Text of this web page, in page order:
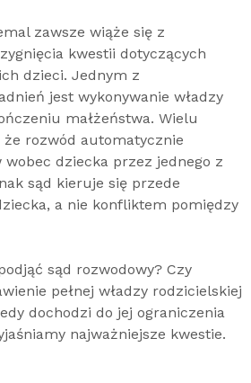
zawsze wiąże się z
kwestii dotyczących
dzieci. Jednym z
jest wykonywanie władzy
małżeństwa. Wielu
że rozwód automatycznie
dziecka przez jednego z
sąd kieruje się przede
a nie konfliktem pomiędzy
sąd rozwodowy? Czy
pełnej władzy rodzicielskiej
dochodzi do jej ograniczenia
najważniejsze kwestie.